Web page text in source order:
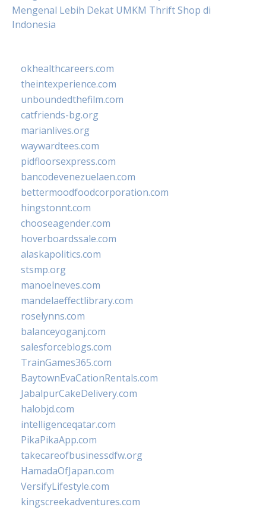
Mengenal Lebih Dekat UMKM Thrift Shop di
Indonesia
okhealthcareers.com
theintexperience.com
unboundedthefilm.com
catfriends-bg.org
marianlives.org
waywardtees.com
pidfloorsexpress.com
bancodevenezuelaen.com
bettermoodfoodcorporation.com
hingstonnt.com
chooseagender.com
hoverboardssale.com
alaskapolitics.com
stsmp.org
manoelneves.com
mandelaeffectlibrary.com
roselynns.com
balanceyoganj.com
salesforceblogs.com
TrainGames365.com
BaytownEvaCationRentals.com
JabalpurCakeDelivery.com
halobjd.com
intelligenceqatar.com
PikaPikaApp.com
takecareofbusinessdfw.org
HamadaOfJapan.com
VersifyLifestyle.com
kingscreekadventures.com